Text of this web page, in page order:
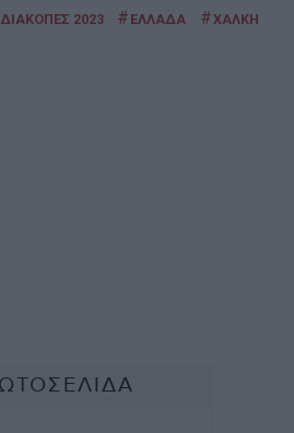
ΔΙΑΚΟΠΕΣ 2023 # ΕΛΛΑΔΑ #ΧΑΛΚΗ